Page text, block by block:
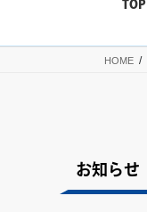
TOP
HOME
お知らせ